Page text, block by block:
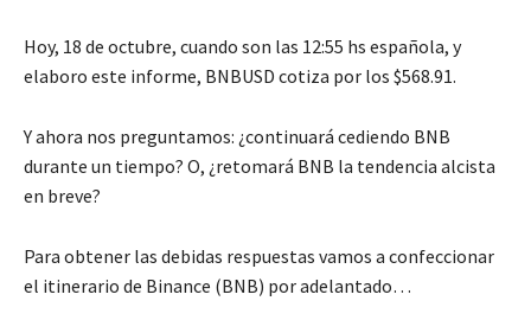
Hoy, 18 de octubre, cuando son las 12:55 hs española, y
elaboro este informe, BNBUSD cotiza por los $568.91.
Y ahora nos preguntamos: ¿continuará cediendo BNB
durante un tiempo? O, ¿retomará BNB la tendencia alcista
en breve?
Para obtener las debidas respuestas vamos a confeccionar
el itinerario de Binance (BNB) por adelantado…